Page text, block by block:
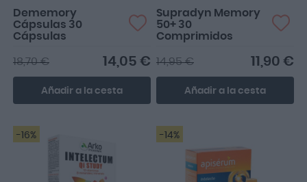
Dememory
Cápsulas 30
Cápsulas
14,05 €
18,70 €
Añadir a la cesta
Supradyn Memory
50+ 30
Comprimidos
11,90 €
14,95 €
Añadir a la cesta
-16% -14%